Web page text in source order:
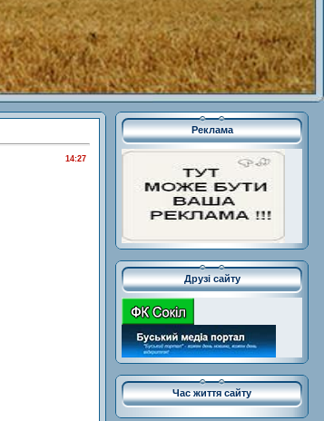
14:27
Реклама
Друзі сайту
Час життя сайту